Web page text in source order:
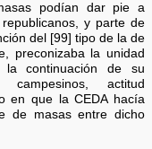
podían dar pie a
y parte de
del [99] tipo de la de
preconizaba la unidad
continuación de su
actitud
en que la CEDA hacía
de masas entre dicho